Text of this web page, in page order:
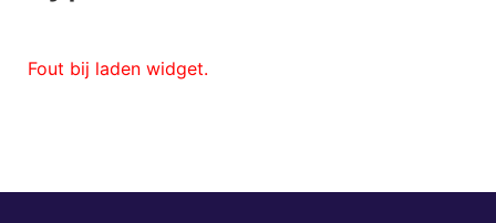
Fout bij laden widget.